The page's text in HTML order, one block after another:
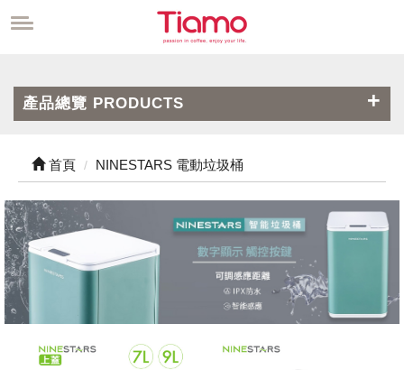
產品總覽 PRODUCTS
首頁 NINESTARS 電動垃圾桶